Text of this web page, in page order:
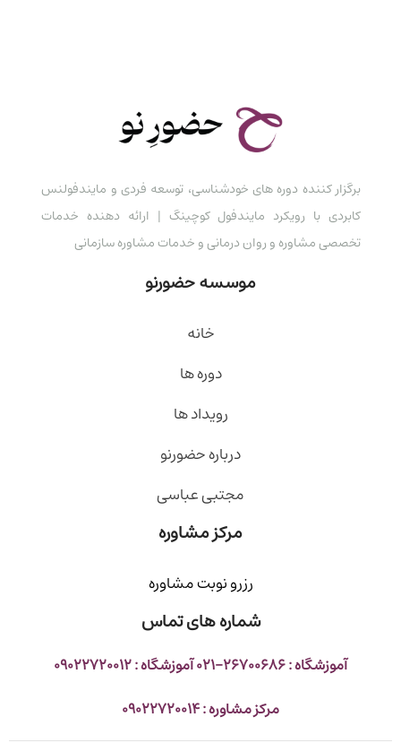
برگزار کننده دوره های خودشناسی، توسعه فردی و مایندفولنس
کابردی با رویکرد مایندفول کوچینگ | ارائه دهنده خدمات
تخصصی مشاوره و روان درمانی و خدمات مشاوره سازمانی
موسسه حضورنو
خانه
دوره ها
رویداد ها
درباره حضورنو
مجتبی عباسی
مرکز مشاوره
رزرو نوبت مشاوره
شماره های تماس
آموزشگاه : 26700686-021 آموزشگاه : 09022720012
مرکز مشاوره : 09022720014